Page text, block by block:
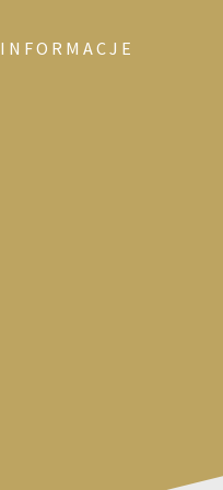
INFORMACJE